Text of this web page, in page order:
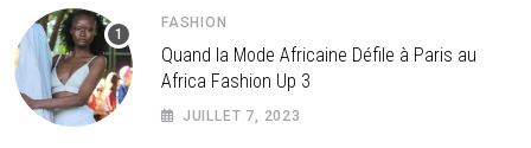
FASHION
Quand la Mode Africaine Défile à Paris au
Africa Fashion Up 3
JUILLET 7, 2023